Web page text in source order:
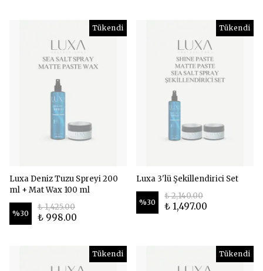
Tükendi
Luxa Deniz Tuzu Spreyi 200
ml + Mat Wax 100 ml
%30
₺ 1,425.00
₺ 998.00
Tükendi
Luxa 3'lü Şekillendirici Set
%30
₺ 2,140.00
₺ 1,497.00
Tükendi Tükendi